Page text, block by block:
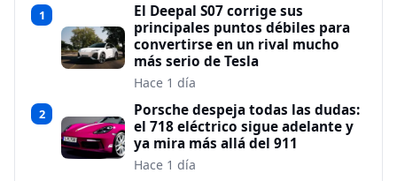
1
El Deepal S07 corrige sus
principales puntos débiles para
convertirse en un rival mucho
más serio de Tesla
Hace 1 día
2
Porsche despeja todas las dudas:
el 718 eléctrico sigue adelante y
ya mira más allá del 911
Hace 1 día